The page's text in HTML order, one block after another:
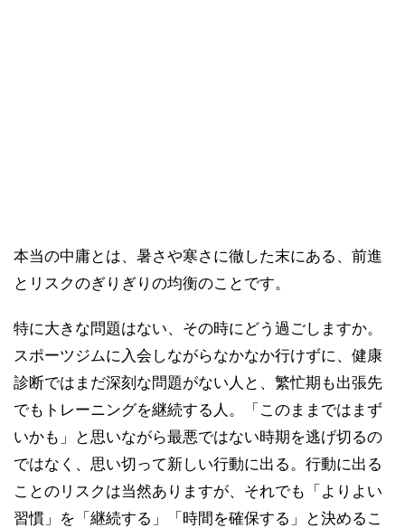
本当の中庸とは、暑さや寒さに徹した末にある、前進
とリスクのぎりぎりの均衡のことです。
特に大きな問題はない、その時にどう過ごしますか。
スポーツジムに入会しながらなかなか行けずに、健康
診断ではまだ深刻な問題がない人と、繁忙期も出張先
でもトレーニングを継続する人。「このままではまず
いかも」と思いながら最悪ではない時期を逃げ切るの
ではなく、思い切って新しい行動に出る。行動に出る
ことのリスクは当然ありますが、それでも「よりよい
習慣」を「継続する」「時間を確保する」と決めるこ